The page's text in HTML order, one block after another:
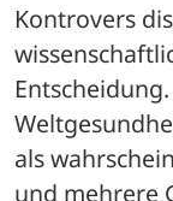
Kontrovers
Entscheidung.
als
und mehrere